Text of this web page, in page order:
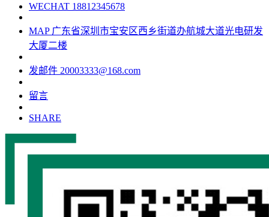
WECHAT 18812345678
MAP 广东省深圳市宝安区西乡街道办航城大道光电研发
大厦二楼
发邮件 20003333@168.com
留言
SHARE